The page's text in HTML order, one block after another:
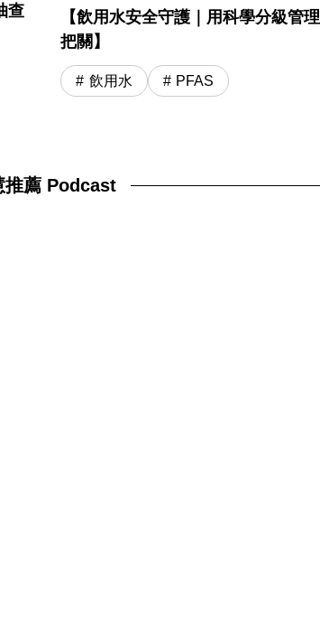
查
【飲用水安全守護｜用科學分級管理
把關】
飲用水 PFAS
推薦 Podcast